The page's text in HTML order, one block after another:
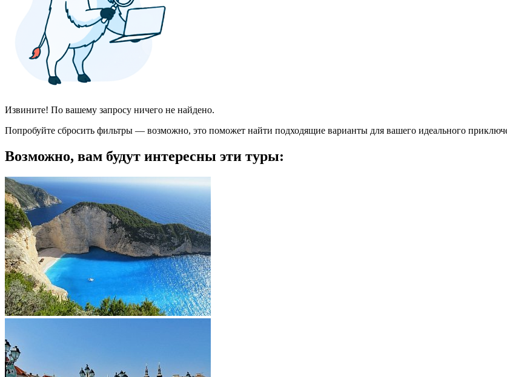
Извините! По вашему запросу ничего не найдено.
Попробуйте сбросить фильтры — возможно, это поможет найти подходящие варианты для вашего идеального
Возможно, вам будут интересны эти туры: